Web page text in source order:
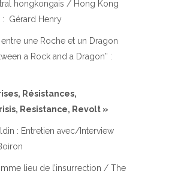
hongkongais / Hong Kong
: Gérard Henry
une Roche et un Dragon
a Rock and a Dragon” :
Résistances,
Resistance, Revolt »
: Entretien avec/Interview
lieu de l’insurrection / The